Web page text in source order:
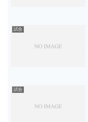
試合
試合